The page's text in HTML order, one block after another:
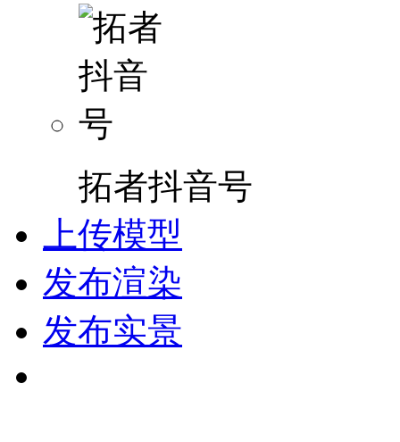
拓者抖音号
上传模型
发布渲染
发布实景